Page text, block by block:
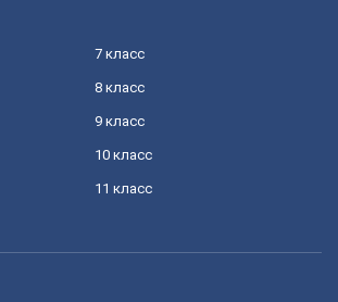
7 класс
8 класс
9 класс
10 класс
11 класс